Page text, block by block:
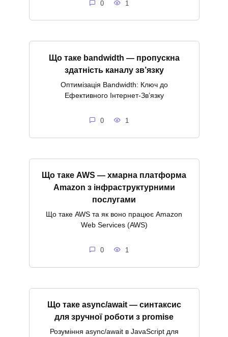
0 1
Що таке bandwidth — пропускна
здатність каналу зв’язку
Оптимізація Bandwidth: Ключ до
Ефективного Інтернет-Зв’язку
0 1
Що таке AWS — хмарна платформа
Amazon з інфраструктурними
послугами
Що таке AWS та як воно працює Amazon
Web Services (AWS)
0 1
Що таке async/await — синтаксис
для зручної роботи з promise
Розуміння async/await в JavaScript для